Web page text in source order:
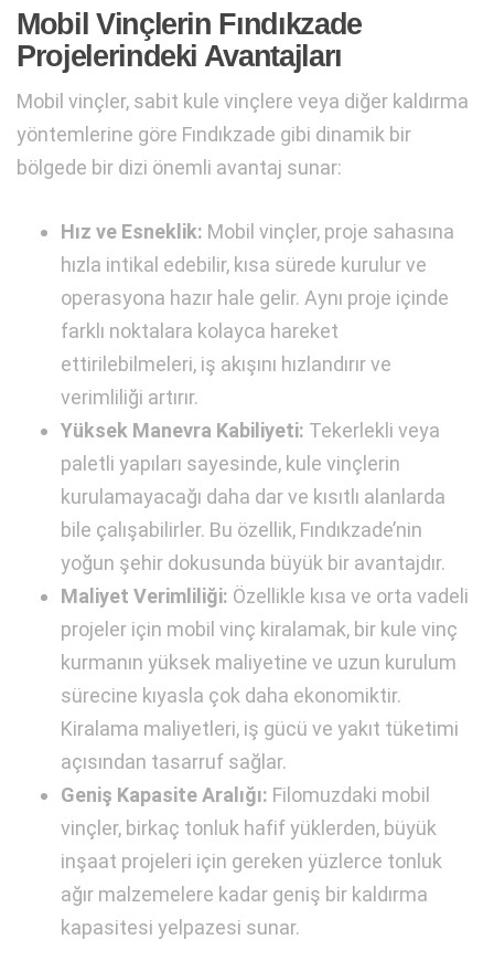
Mobil Vinçlerin Fındıkzade
Projelerindeki Avantajları
Mobil vinçler, sabit kule vinçlere veya diğer kaldırma
yöntemlerine göre Fındıkzade gibi dinamik bir
bölgede bir dizi önemli avantaj sunar:
Hız ve Esneklik: Mobil vinçler, proje sahasına
hızla intikal edebilir, kısa sürede kurulur ve
operasyona hazır hale gelir. Aynı proje içinde
farklı noktalara kolayca hareket
ettirilebilmeleri, iş akışını hızlandırır ve
verimliliği artırır.
Yüksek Manevra Kabiliyeti: Tekerlekli veya
paletli yapıları sayesinde, kule vinçlerin
kurulamayacağı daha dar ve kısıtlı alanlarda
bile çalışabilirler. Bu özellik, Fındıkzade’nin
yoğun şehir dokusunda büyük bir avantajdır.
Maliyet Verimliliği: Özellikle kısa ve orta vadeli
projeler için mobil vinç kiralamak, bir kule vinç
kurmanın yüksek maliyetine ve uzun kurulum
sürecine kıyasla çok daha ekonomiktir.
Kiralama maliyetleri, iş gücü ve yakıt tüketimi
açısından tasarruf sağlar.
Geniş Kapasite Aralığı: Filomuzdaki mobil
vinçler, birkaç tonluk hafif yüklerden, büyük
inşaat projeleri için gereken yüzlerce tonluk
ağır malzemelere kadar geniş bir kaldırma
kapasitesi yelpazesi sunar.